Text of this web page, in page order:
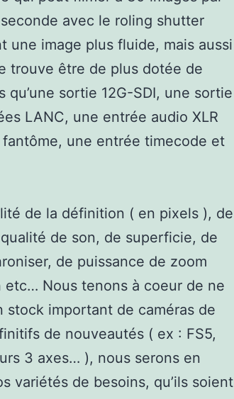
avec le roling shutter
une image plus fluide, mais aussi
trouve être de plus dotée de
sortie 12G-SDI, une sortie
LANC, une entrée audio XLR
une entrée timecode et
de la définition ( en pixels ), de
de son, de superficie, de
de puissance de zoom
etc… Nous tenons à coeur de ne
stock important de caméras de
de nouveautés ( ex : FS5,
3 axes… ), nous serons en
variétés de besoins, qu’ils soient